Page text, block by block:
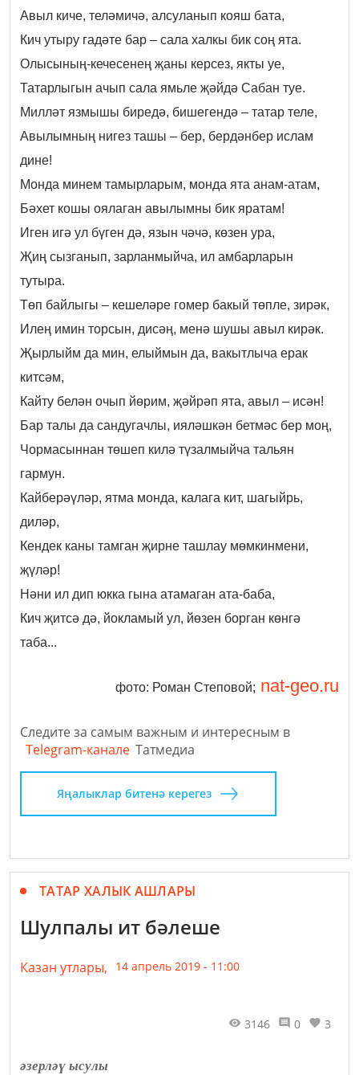
Авыл киче, теләмичә, алсуланып кояш бата,
Кич утыру гадәте бар – сала халкы бик соң ята.
Олысының-кечесенең җаны керсез, якты уе,
Татарлыгын ачып сала ямьле җәйдә Сабан туе.
Милләт язмышы биредә, бишегендә – татар теле,
Авылымның нигез ташы – бер, бердәнбер ислам
дине!
Монда минем тамырларым, монда ята анам-атам,
Бәхет кошы оялаган авылымны бик яратам!
Иген игә ул бүген дә, язын чәчә, көзен ура,
Җиң сызганып, зарланмыйча, ил амбарларын
тутыра.
Төп байлыгы – кешеләре гомер бакый төпле, зирәк,
Илең имин торсын, дисәң, менә шушы авыл кирәк.
Җырлыйм да мин, елыймын да, вакытлыча ерак
китсәм,
Кайту белән очып йөрим, җәйрәп ята, авыл – исән!
Бар талы да сандугачлы, ияләшкән бетмәс бер моң,
Чормасыннан төшеп килә түзалмыйча тальян
гармун.
Кайберәүләр, ятма монда, калага кит, шагыйрь,
диләр,
Кендек каны тамган җирне ташлау мөмкинмени,
җүләр!
Нәни ил дип юкка гына атамаган ата-баба,
Кич җитсә дә, йокламый ул, йөзен борган көнгә
таба...
фото: Роман Степовой; nat-geo.ru
Следите за самым важным и интересным в
Telegram-канале Татмедиа
Яңалыклар битенә керегез
ТАТАР ХАЛЫК АШЛАРЫ
Шулпалы ит бәлеше
Казан утлары, 14 апрель 2019 - 11:00
3146 0 3
әзерләү ысулы